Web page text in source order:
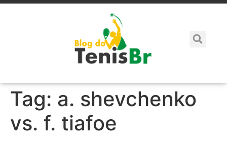
Tag: a. shevchenko
vs. f. tiafoe